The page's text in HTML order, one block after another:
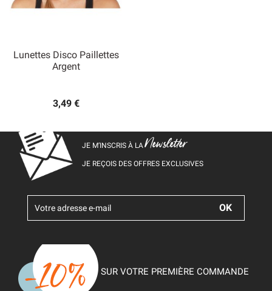
Lunettes Disco Paillettes
Argent
3,49 €
JE M’INSCRIS À LANewsletter
JE REÇOIS DES OFFRES EXCLUSIVES
SUR VOTRE PREMIÈRE COMMANDE